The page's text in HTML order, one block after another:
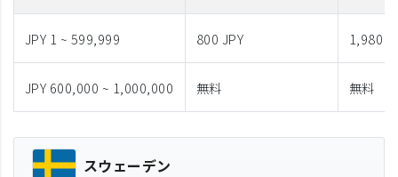
JPY 1 ~ 599,999 800 JPY 1,980
JPY 600,000 ~ 1,000,000 無料 無料
スウェーデン